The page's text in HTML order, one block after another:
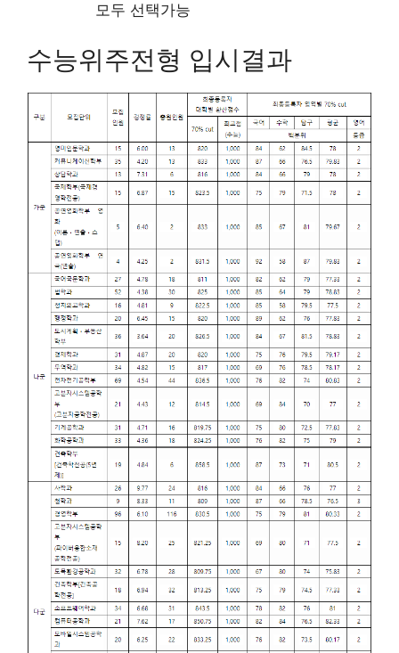
모두 선택가능
수능위주전형 입시결과